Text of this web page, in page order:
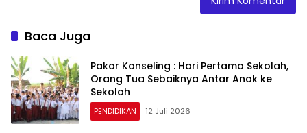
Baca Juga
Pakar Konseling : Hari Pertama Sekolah,
Orang Tua Sebaiknya Antar Anak ke
Sekolah
PENDIDIKAN 12 Juli 2026